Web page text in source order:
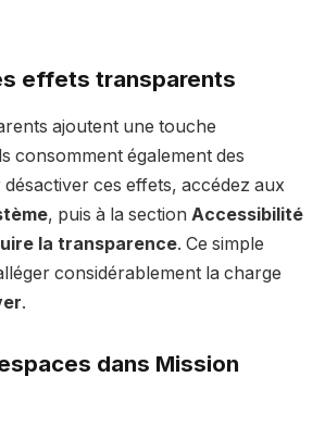
effets transparents
ajoutent une touche
consomment également des
ces effets, accédez aux
, puis à la section Accessibilité
la transparence. Ce simple
considérablement la charge
.
dans Mission